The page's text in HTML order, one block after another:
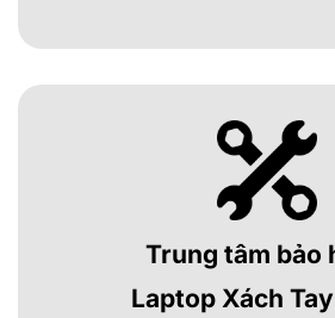
Trung tâm bảo
Laptop Xách